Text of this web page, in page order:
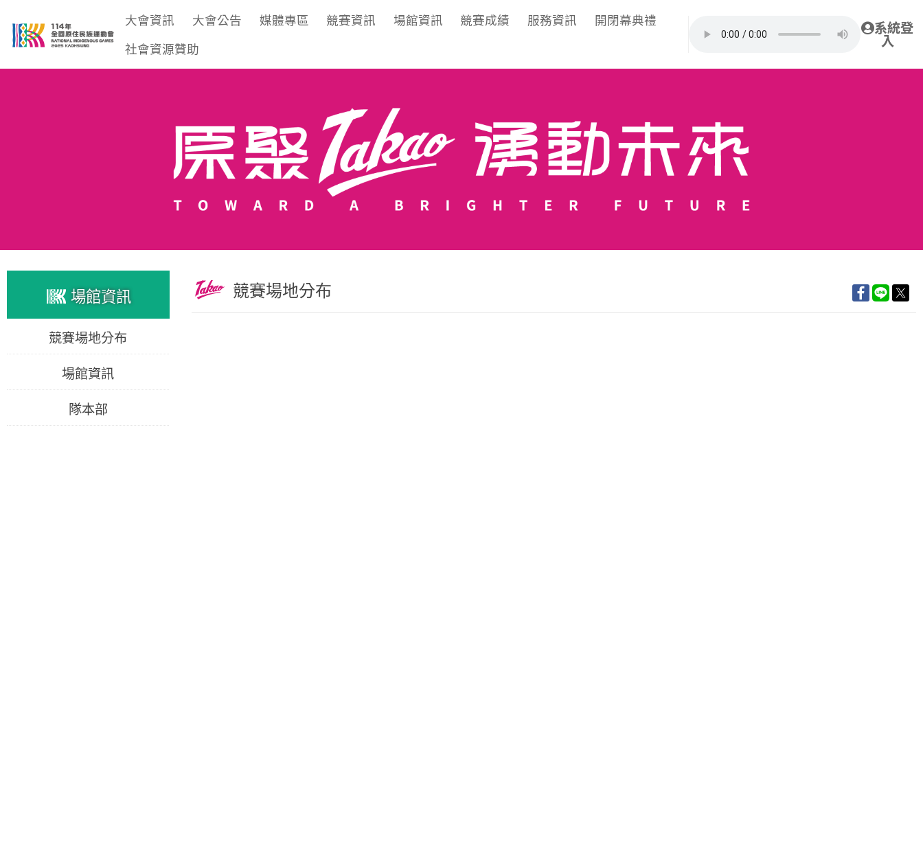
大會資訊 大會公告 媒體專區 競賽資訊 場館資訊 競賽成績 服務資訊
開閉幕典禮
社會資源贊助
系統登
入
場館資訊
競賽場地分布
場館資訊
隊本部
競賽場地分布